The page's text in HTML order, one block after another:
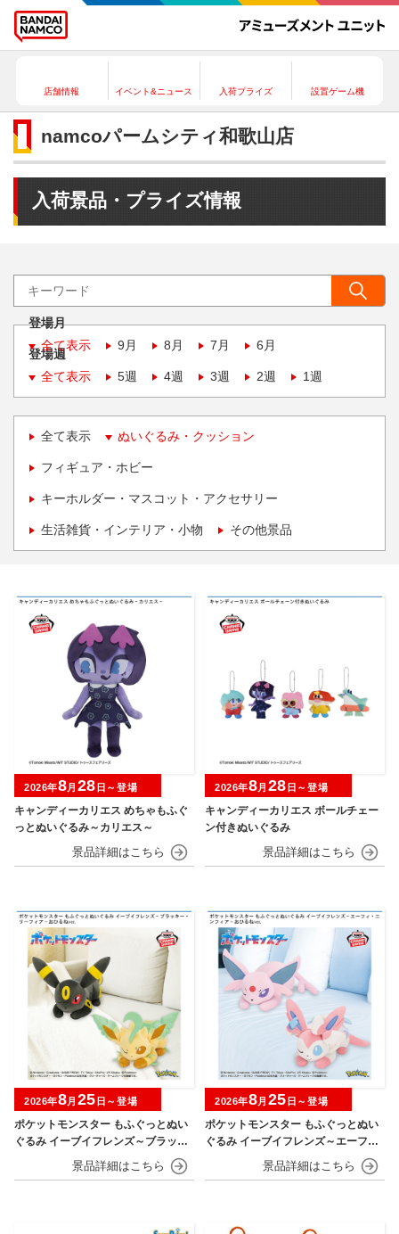
店舗情報 イベント&ニュース 入荷プライズ 設置ゲーム機
namcoパームシティ和歌山店
入荷景品・プライズ情報
登場月
全て表示
9月 8月 7月 6月
登場週
全て表示
5週 4週 3週 2週 1週
全て表示 ぬいぐるみ・クッション
フィギュア・ホビー
キーホルダー・マスコット・アクセサリー
生活雑貨・インテリア・小物 その他景品
キャンディーカリエス めちゃもふぐ
っとぬいぐるみ～カリエス～
2026年8月 28 日～登場
キャンディーカリエス ボールチェー
ン付きぬいぐるみ
2026年8月 28 日～登場
ポケットモンスター もふぐっとぬい
ぐるみ イーブイフレンズ～ブラッキ
ー・リーフィア～おひるねver.
2026年8月 25 日～登場
ポケットモンスター もふぐっとぬい
ぐるみ イーブイフレンズ～エーフ
ィ・ニンフィア～おひるねver.
2026年8月 25 日～登場